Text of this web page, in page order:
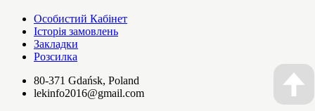
Особистий Кабінет
Історія замовлень
Закладки
Розсилка
80-371 Gdańsk, Poland
lekinfo2016@gmail.com